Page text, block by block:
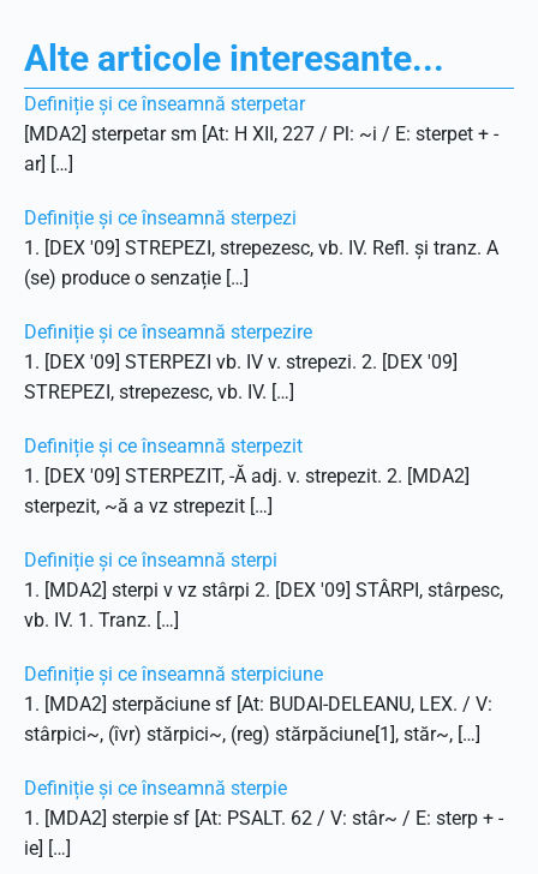
Alte articole interesante...
Definiție și ce înseamnă sterpetar
[MDA2] sterpetar sm [At: H XII, 227 / Pl: ~i / E: sterpet + -
ar] […]
Definiție și ce înseamnă sterpezi
1. [DEX '09] STREPEZI, strepezesc, vb. IV. Refl. și tranz. A
(se) produce o senzație […]
Definiție și ce înseamnă sterpezire
1. [DEX '09] STERPEZI vb. IV v. strepezi. 2. [DEX '09]
STREPEZI, strepezesc, vb. IV. […]
Definiție și ce înseamnă sterpezit
1. [DEX '09] STERPEZIT, -Ă adj. v. strepezit. 2. [MDA2]
sterpezit, ~ă a vz strepezit […]
Definiție și ce înseamnă sterpi
1. [MDA2] sterpi v vz stârpi 2. [DEX '09] STÂRPI, stârpesc,
vb. IV. 1. Tranz. […]
Definiție și ce înseamnă sterpiciune
1. [MDA2] sterpăciune sf [At: BUDAI-DELEANU, LEX. / V:
stârpici~, (îvr) stărpici~, (reg) stărpăciune[1], stăr~, […]
Definiție și ce înseamnă sterpie
1. [MDA2] sterpie sf [At: PSALT. 62 / V: stâr~ / E: sterp + -
ie] […]